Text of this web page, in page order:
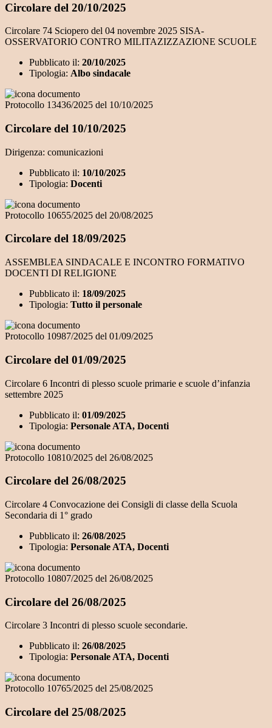
Circolare del 20/10/2025
Circolare 74 Sciopero del 04 novembre 2025 SISA-
OSSERVATORIO CONTRO MILITAZIZZAZIONE SCUOLE
Pubblicato il: 20/10/2025
Tipologia: Albo sindacale
Protocollo 13436/2025 del 10/10/2025
Circolare del 10/10/2025
Dirigenza: comunicazioni
Pubblicato il: 10/10/2025
Tipologia: Docenti
Protocollo 10655/2025 del 20/08/2025
Circolare del 18/09/2025
ASSEMBLEA SINDACALE E INCONTRO FORMATIVO
DOCENTI DI RELIGIONE
Pubblicato il: 18/09/2025
Tipologia: Tutto il personale
Protocollo 10987/2025 del 01/09/2025
Circolare del 01/09/2025
Circolare 6 Incontri di plesso scuole primarie e scuole d’infanzia
settembre 2025
Pubblicato il: 01/09/2025
Tipologia: Personale ATA, Docenti
Protocollo 10810/2025 del 26/08/2025
Circolare del 26/08/2025
Circolare 4 Convocazione dei Consigli di classe della Scuola
Secondaria di 1° grado
Pubblicato il: 26/08/2025
Tipologia: Personale ATA, Docenti
Protocollo 10807/2025 del 26/08/2025
Circolare del 26/08/2025
Circolare 3 Incontri di plesso scuole secondarie.
Pubblicato il: 26/08/2025
Tipologia: Personale ATA, Docenti
Protocollo 10765/2025 del 25/08/2025
Circolare del 25/08/2025